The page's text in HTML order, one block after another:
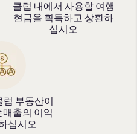
클럽 내에서 사용할 여행
현금을 획득하고 상환하
십시오
부동산이
매출의 이익
십시오